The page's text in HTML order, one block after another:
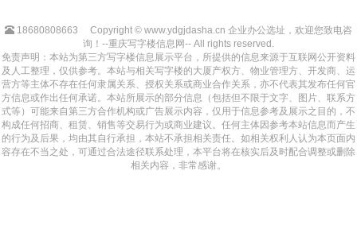
18680808663
Copyright © www.ydgjdasha.cn 企业办公选址，欢迎您致电咨
询！--重庆写字楼信息网-- All rights reserved.
免责声明：本站为第三方写字楼信息展示平台，所提供的信息来源于互联网公开资料
及人工整理，仅供参考。本站与相关写字楼的大厦产权方、物业管理方、开发商、运
营方等主体不存在任何隶属关系、授权关系或商业合作关系，亦不代表其发布任何官
方信息或作出任何承诺。本站所展示的部分信息（包括但不限于文字、图片、联系方
式等）可能来自第三方合作机构或广告展示内容，仅用于信息参考及展示之目的，不
构成任何招商、租赁、销售等交易行为或商业建议。任何主体因参考本站信息而产生
的行为及后果，均由其自行承担，本站不承担相关责任。如相关权利人认为本页面内
容存在不当之处，可通过合法途径联系处理，本平台将在核实后及时配合调整或删除
相关内容，非常感谢。